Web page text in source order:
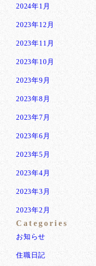
2024年1月
2023年12月
2023年11月
2023年10月
2023年9月
2023年8月
2023年7月
2023年6月
2023年5月
2023年4月
2023年3月
2023年2月
Categories
お知らせ
住職日記